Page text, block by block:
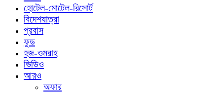
হোটেল-মোটেল-রিসোর্ট
বিদেশযাত্রা
প্রবাস
ফুড
হজ-ওমরাহ
ভিডিও
আরও
অফার